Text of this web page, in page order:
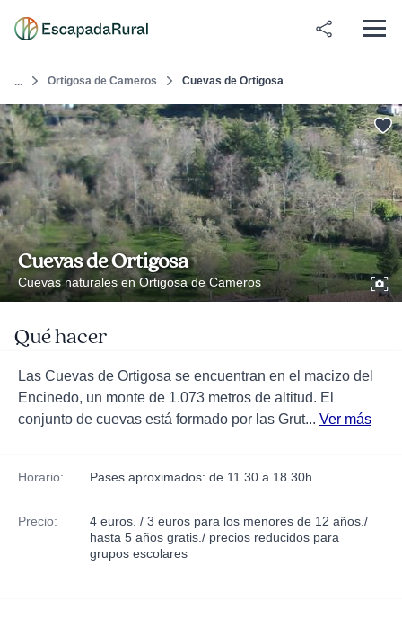
... Ortigosa de Cameros Cuevas de Ortigosa
Cuevas de Ortigosa
Cuevas naturales en Ortigosa de Cameros
Qué hacer
Las Cuevas de Ortigosa se encuentran en el macizo del
Encinedo, un monte de 1.073 metros de altitud. El
conjunto de cuevas está formado por las Grut... Ver más
Horario: Pases aproximados: de 11.30 a 18.30h
Precio:
4 euros. / 3 euros para los menores de 12 años./
hasta 5 años gratis./ precios reducidos para
grupos escolares